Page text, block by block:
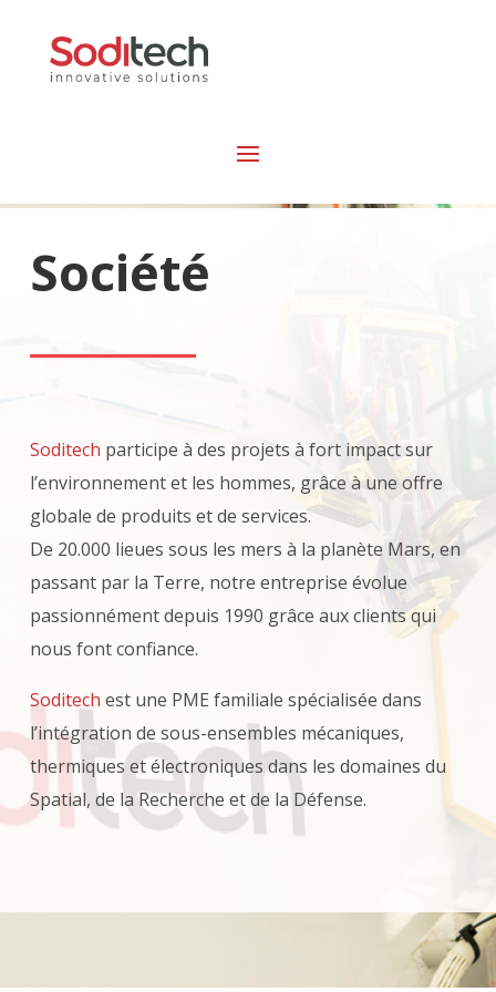
Société
Soditech participe à des projets à fort impact sur
l’environnement et les hommes, grâce à une offre
globale de produits et de services.
De 20.000 lieues sous les mers à la planète Mars, en
passant par la Terre, notre entreprise évolue
passionnément depuis 1990 grâce aux clients qui
nous font confiance.
Soditech est une PME familiale spécialisée dans
l’intégration de sous-ensembles mécaniques,
thermiques et électroniques dans les domaines du
Spatial, de la Recherche et de la Défense.